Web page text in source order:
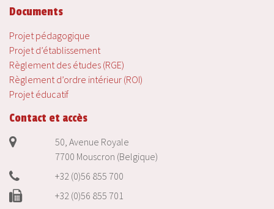
Documents
Projet pédagogique
Projet d’établissement
Règlement des études (RGE)
Règlement d’ordre intérieur (ROI)
Projet éducatif
Contact et accès
50, Avenue Royale
7700 Mouscron (Belgique)
+32 (0)56 855 700
+32 (0)56 855 701